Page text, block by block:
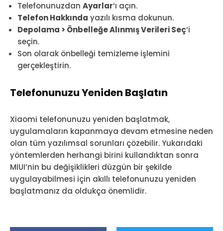
Telefonunuzdan Ayarlar‘ı açın.
Telefon Hakkında yazılı kısma dokunun.
Depolama > Önbelleğe Alınmış Verileri Seç‘i
seçin.
Son olarak önbelleği temizleme işlemini
gerçekleştirin.
Telefonunuzu Yeniden Başlatın
Xiaomi telefonunuzu yeniden başlatmak,
uygulamaların kapanmaya devam etmesine neden
olan tüm yazılımsal sorunları çözebilir. Yukarıdaki
yöntemlerden herhangi birini kullandıktan sonra
MIUI’nin bu değişiklikleri düzgün bir şekilde
uygulayabilmesi için akıllı telefonunuzu yeniden
başlatmanız da oldukça önemlidir.